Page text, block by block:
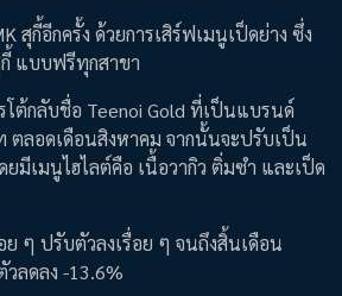
สุกี้อีกครั้ง ด้วยการเสิร์ฟเมนูเป็ดย่าง ซึ่ง
แบบฟรีทุกสาขา
ต้กลับชื่อ Teenoi Gold ที่เป็นแบรนด์
ตลอดเดือนสิงหาคม จากนั้นจะปรับเป็น
มีเมนูไฮไลต์คือ เนื้อวากิว ติ่มซำ และเป็ด
ย ๆ ปรับตัวลงเรื่อย ๆ จนถึงสิ้นเดือน
ลดลง -13.6%